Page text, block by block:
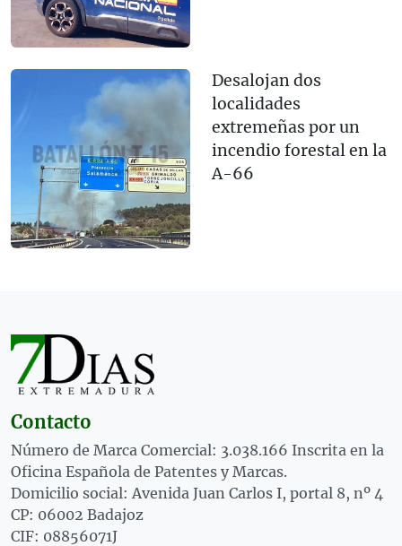
Desalojan dos
localidades
extremeñas por un
incendio forestal en la
A-66
Contacto
Número de Marca Comercial: 3.038.166 Inscrita en la
Oficina Española de Patentes y Marcas.
Domicilio social: Avenida Juan Carlos I, portal 8, nº 4
CP: 06002 Badajoz
CIF: 08856071J